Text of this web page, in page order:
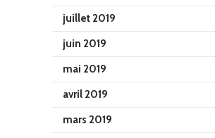
juillet 2019
juin 2019
mai 2019
avril 2019
mars 2019